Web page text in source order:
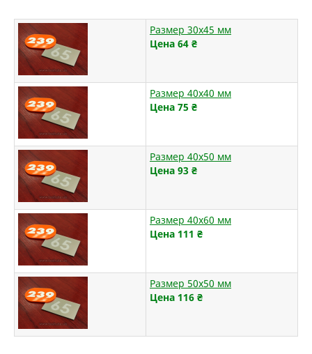
Размер 30х45 мм
Цена 64 ₴
Размер 40х40 мм
Цена 75 ₴
Размер 40х50 мм
Цена 93 ₴
Размер 40х60 мм
Цена 111 ₴
Размер 50х50 мм
Цена 116 ₴